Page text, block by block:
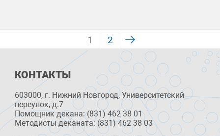
1 2
КОНТАКТЫ
603000, г. Нижний Новгород, Университетский
переулок, д.7
Помощник декана: (831) 462 38 01
Методисты деканата: (831) 462 38 03